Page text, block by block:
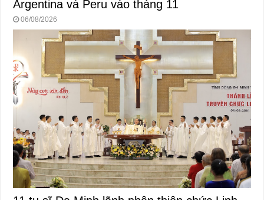
Argentina và Peru vào tháng 11
06/08/2026